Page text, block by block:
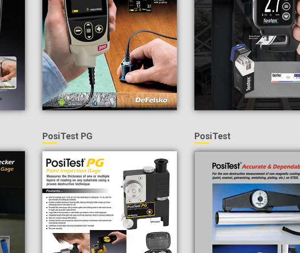
PosiTest PG PosiTest